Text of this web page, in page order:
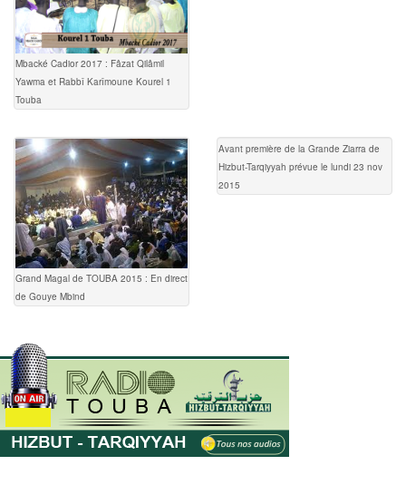
Mbacké Cadior 2017 : Fâzat Qilâmil
Yawma et Rabbî Karîmoune Kourel 1
Touba
Grand Magal de TOUBA 2015 : En direct
de Gouye Mbind
Avant première de la Grande Ziarra de
Hizbut-Tarqiyyah prévue le lundi 23 nov
2015